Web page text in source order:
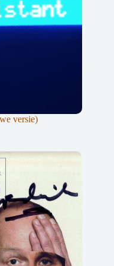
versie)